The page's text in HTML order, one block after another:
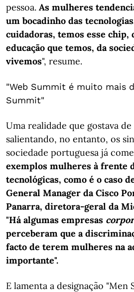
pessoa. As mulheres
um bocadinho das
cuidadoras, temos esse chip,
educação que temos, da
vivemos", resume.
"Web Summit é muito mais
Summit"
Uma realidade que gostava
salientando, no entanto, os
sociedade portuguesa já
exemplos mulheres à frente
tecnológicas, como é o caso
General Manager da Cisco
Panarra, diretora-geral da
"Há algumas empresas
perceberam que a
facto de terem mulheres na
importante".
E lamenta a designação "Men